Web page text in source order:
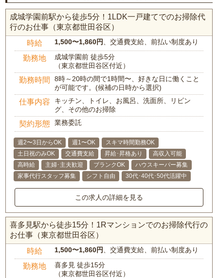
成城学園前駅から徒歩5分！1LDK一戸建てでのお掃除代
行のお仕事（東京都世田谷区）
時給 1,500〜1,860円 、交通費支給、前払い制度あり
勤務地
成城学園前 徒歩5分
（東京都世田谷区付近）
勤務時間
8時～20時の間で1時間〜、好きな日に働くこと
が可能です。(候補の日時から選択)
仕事内容
キッチン、トイレ、お風呂、洗面所、リビン
グ、その他のお掃除
契約形態 業務委託
週2〜3日からOK 週1〜OK
スキマ時間勤務OK
土日祝のみOK
交通費支給 昇給･昇格あり
高収入可能
高時給
主婦･主夫歓迎 ブランクOK
ハウスキーパー募集
家事代行スタッフ募集
シフト自由 30代･40代･50代活躍中
この求人の詳細を見る
喜多見駅から徒歩15分！1Rマンションでのお掃除代行の
お仕事（東京都世田谷区）
時給 1,500〜1,860円 、交通費支給、前払い制度あり
勤務地
喜多見 徒歩15分
（東京都世田谷区付近）